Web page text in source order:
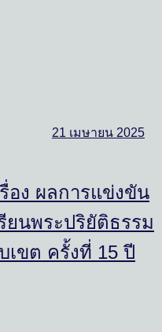
21 เมษายน 2025
อง ผลการแข่งขัน
ยนพระปริยัติธรรม
ขต ครั้งที่ 15 ปี